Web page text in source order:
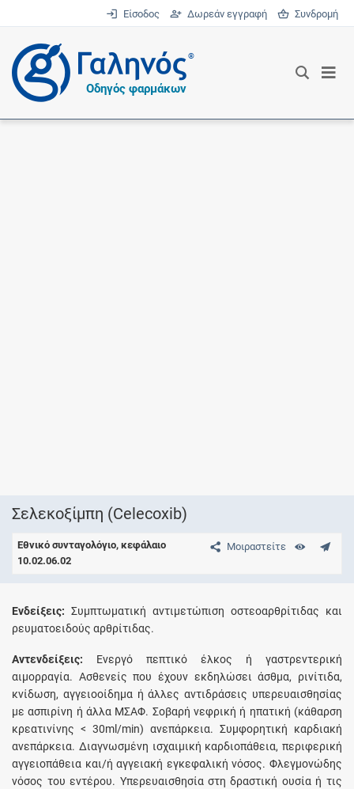
Είσοδος Δωρεάν εγγραφή Συνδρομή
®
Οδηγός φαρμάκων
Σελεκοξίμπη (Celecoxib)
Μοιραστείτε
Εθνικό συνταγολόγιο, κεφάλαιο
10.02.06.02
Ενδείξεις: Συμπτωματική αντιμετώπιση οστεοαρθρίτιδας και
ρευματοειδούς αρθρίτιδας.
Αντενδείξεις: Ενεργό πεπτικό έλκος ή γαστρεντερική
αιμορραγία. Ασθενείς που έχουν εκδηλώσει άσθμα, ρινίτιδα,
κνίδωση, αγγειοοίδημα ή άλλες αντιδράσεις υπερευαισθησίας
με ασπιρίνη ή άλλα ΜΣΑΦ. Σοβαρή νεφρική ή ηπατική (κάθαρση
κρεατινίνης < 30ml/min) ανεπάρκεια. Συμφορητική καρδιακή
ανεπάρκεια. Διαγνωσμένη ισχαιμική καρδιοπάθεια, περιφερική
αγγειοπάθεια και/ή αγγειακή εγκεφαλική νόσος. Φλεγμονώδης
νόσος του εντέρου. Υπερευαισθησία στη δραστική ουσία ή τις